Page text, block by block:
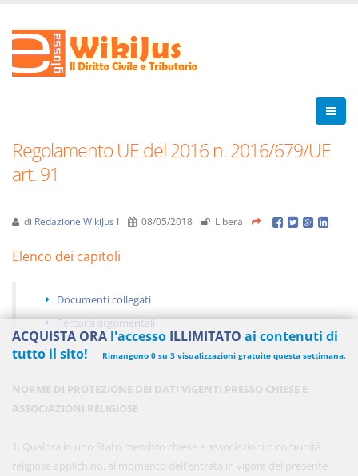
Regolamento UE del 2016 n. 2016/679/UE
art. 91
di Redazione WikiJus I 08/05/2018 Libera
Elenco dei capitoli
Documenti collegati
Percorsi argomentali
NORME DI PROTEZIONE DEI DATI VIGENTI PRESSO CHIESE E
ASSOCIAZIONI RELIGIOSE
1. Qualora in uno Stato membro chiese e associazioni o comunità
religiose applichino, al momento dell'entrata in vigore del presente
ACQUISTA ORA l'accesso ILLIMITATO ai contenuti di
tutto il sito!
Rimangono 0 su 3 visualizzazioni gratuite questa settimana.
570.00€
Acquista ora